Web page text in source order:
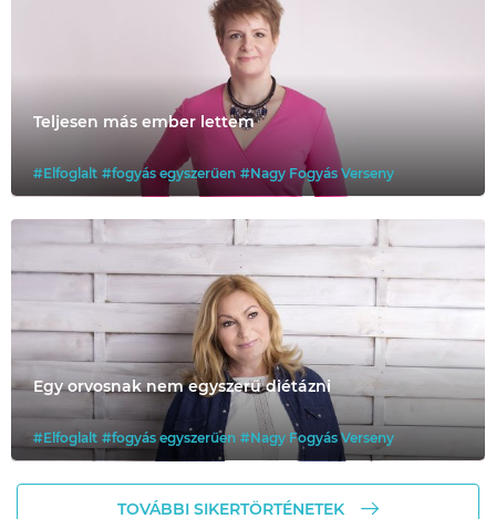
Teljesen más ember lettem
#Elfoglalt #fogyás egyszerűen #Nagy Fogyás Verseny
Egy orvosnak nem egyszerű diétázni
#Elfoglalt #fogyás egyszerűen #Nagy Fogyás Verseny
TOVÁBBI SIKERTÖRTÉNETEK